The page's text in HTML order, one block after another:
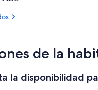
de la
la disponibilidad